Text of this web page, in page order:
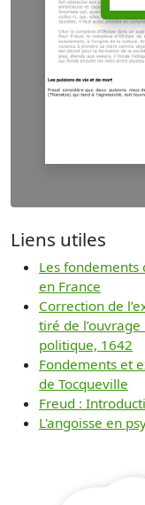
Liens utiles
Les fondements
en France
Correction de
tiré de
politique, 1642
Fondements et
de Tocqueville
Freud :
L'angoisse en